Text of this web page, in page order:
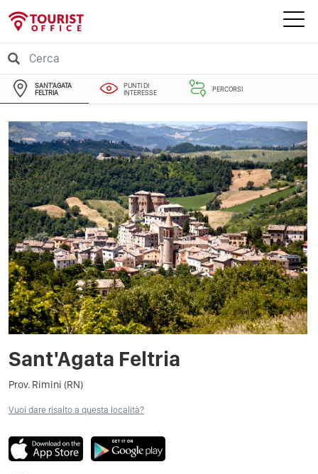
SANT'AGATA
FELTRIA
PUNTI DI
INTERESSE
PERCORSI
Sant'Agata Feltria
Prov. Rimini (RN)
Vuoi dare risalto a questa località?